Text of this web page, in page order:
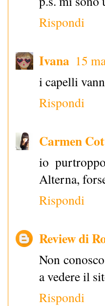
Rispondi
Ivana 15
i capelli
Rispondi
Carmen
io
Alterna,
Rispondi
Review di
Non
a vedere il
Rispondi